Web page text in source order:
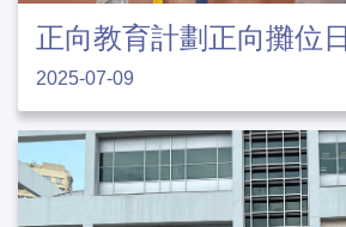
正向教育計劃正向攤位日
2025-07-09